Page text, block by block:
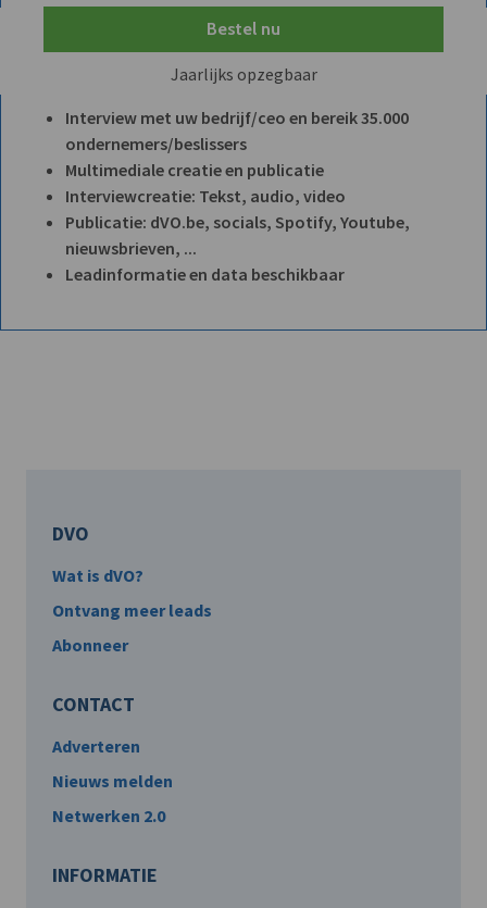
Bestel nu
Jaarlijks opzegbaar
Interview met uw bedrijf/ceo en bereik 35.000
ondernemers/beslissers
Multimediale creatie en publicatie
Interviewcreatie: Tekst, audio, video
Publicatie: dVO.be, socials, Spotify, Youtube,
nieuwsbrieven, ...
Leadinformatie en data beschikbaar
DVO
Wat is dVO?
Ontvang meer leads
Abonneer
CONTACT
Adverteren
Nieuws melden
Netwerken 2.0
INFORMATIE